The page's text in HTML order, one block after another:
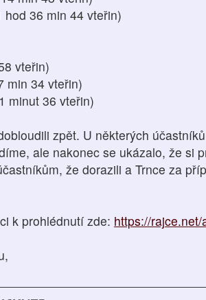
36 min 44 vteřin)
vteřin)
min 34 vteřin)
minut 36 vteřin)
zpět. U některých
ale nakonec se ukázalo, že si
že dorazili a Trnce za
k prohlédnutí zde: https://